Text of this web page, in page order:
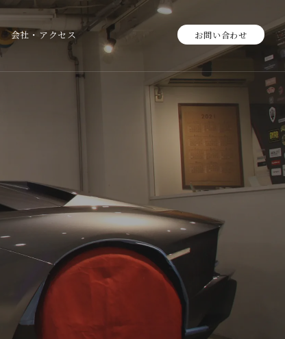
会社・アクセス お問い合わせ